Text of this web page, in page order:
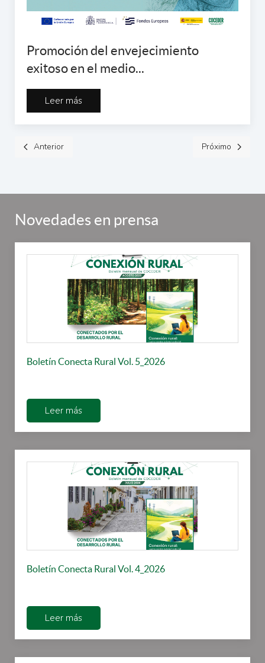
Promoción del envejecimiento
exitoso en el medio...
Leer más
Anterior Próximo
Novedades en prensa
Boletín Conecta Rural Vol. 5_2026
Leer más
Boletín Conecta Rural Vol. 4_2026
Leer más